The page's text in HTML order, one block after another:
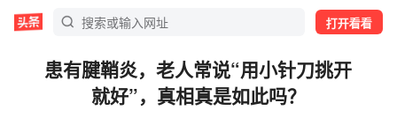
打开看看
患有腱鞘炎，老人常说“用小针刀挑开
就好”，真相真是如此吗？